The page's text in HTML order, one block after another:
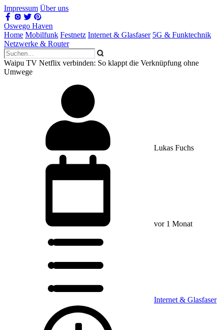
Impressum Über uns
Oswego Haven
Home Mobilfunk Festnetz Internet & Glasfaser 5G & Funktechnik
Netzwerke & Router
Waipu TV Netflix verbinden: So klappt die Verknüpfung ohne
Umwege
Lukas Fuchs
vor 1 Monat
Internet & Glasfaser